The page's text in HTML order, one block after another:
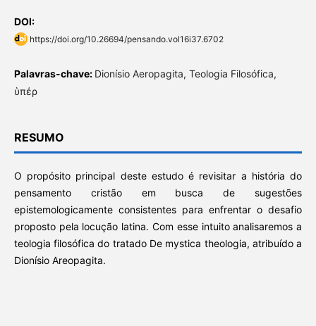
DOI:
https://doi.org/10.26694/pensando.vol16i37.6702
Palavras-chave: Dionísio Aeropagita, Teologia Filosófica,
ὑπέρ
RESUMO
O propósito principal deste estudo é revisitar a história do
pensamento cristão em busca de sugestões
epistemologicamente consistentes para enfrentar o desafio
proposto pela locução latina. Com esse intuito analisaremos a
teologia filosófica do tratado De mystica theologia, atribuído a
Dionísio Areopagita.